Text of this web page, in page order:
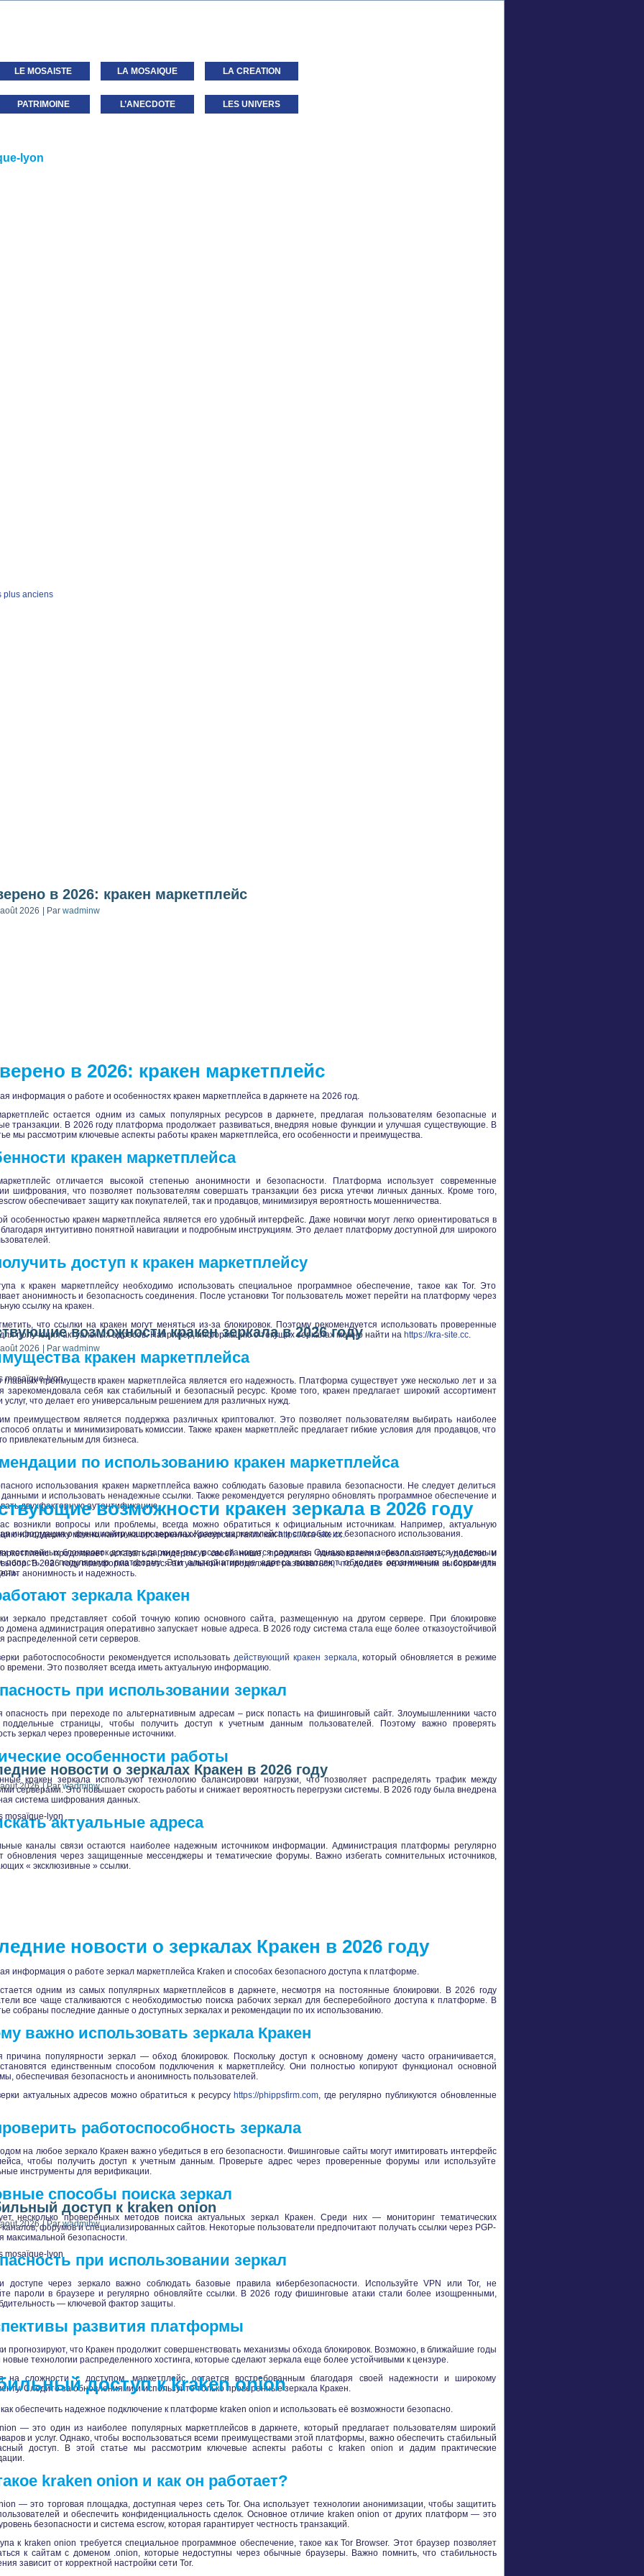
LE MOSAISTE LA MOSAIQUE LA CREATION
PATRIMOINE L’ANECDOTE LES UNIVERS
lyon
plus anciens
в 2026: кракен маркетплейс
2026 Par wadminw
в 2026: кракен маркетплейс
информация о работе и особенностях кракен маркетплейса в даркнете на 2026 год.
остается одним из самых популярных ресурсов в даркнете, предлагая пользователям безопасные и
транзакции. В 2026 году платформа продолжает развиваться, внедряя новые функции и улучшая существующие. В
мы рассмотрим ключевые аспекты работы кракен маркетплейса, его особенности и преимущества.
кракен маркетплейса
отличается высокой степенью анонимности и безопасности. Платформа использует современные
шифрования, что позволяет пользователям совершать транзакции без риска утечки личных данных. Кроме того,
обеспечивает защиту как покупателей, так и продавцов, минимизируя вероятность мошенничества.
особенностью кракен маркетплейса является его удобный интерфейс. Даже новички могут легко ориентироваться в
интуитивно понятной навигации и подробным инструкциям. Это делает платформу доступной для широкого
доступ к кракен маркетплейсу
к кракен маркетплейсу необходимо использовать специальное программное обеспечение, такое как Tor. Это
анонимность и безопасность соединения. После установки Tor пользователь может перейти на платформу через
ссылку на кракен.
что ссылки на кракен могут меняться из-за блокировок. Поэтому рекомендуется использовать проверенные
получения актуальных адресов. Например, информацию о текущих зеркалах можно найти на https://kra-site.cc.
кракен маркетплейса
преимуществ кракен маркетплейса является его надежность. Платформа существует уже несколько лет и за
зарекомендовала себя как стабильный и безопасный ресурс. Кроме того, кракен предлагает широкий ассортимент
услуг, что делает его универсальным решением для различных нужд.
преимуществом является поддержка различных криптовалют. Это позволяет пользователям выбирать наиболее
оплаты и минимизировать комиссии. Также кракен маркетплейс предлагает гибкие условия для продавцов, что
привлекательным для бизнеса.
по использованию кракен маркетплейса
использования кракен маркетплейса важно соблюдать базовые правила безопасности. Не следует делиться
и использовать ненадежные ссылки. Также рекомендуется регулярно обновлять программное обеспечение и
двухфакторную аутентификацию.
возникли вопросы или проблемы, всегда можно обратиться к официальным источникам. Например, актуальную
и поддержку можно найти на проверенных ресурсах, таких какhttps://kra-site.cc.
продолжает оставаться лидером в своей нише, предлагая пользователям безопасность, удобство и
В 2026 году платформа остается актуальной и продолжает развиваться, что делает ее отличным выбором для
анонимность и надежность.
mosaïque-lyon
возможности кракен зеркала в 2026 году
2026 Par wadminw
возможности кракен зеркала в 2026 году
информация о функционирующих зеркалах Кракен маркетплейса и способах их безопасного использования.
постоянных блокировок доступ к даркнет-ресурсам становится сложнее. Однако кракен зеркала остаются надежным
попасть на популярную платформу. Эти альтернативные адреса позволяют обходить ограничения и сохранять
зеркала Кракен
зеркало представляет собой точную копию основного сайта, размещенную на другом сервере. При блокировке
домена администрация оперативно запускает новые адреса. В 2026 году система стала еще более отказоустойчивой
распределенной сети серверов.
работоспособности рекомендуется использоватьдействующий кракен зеркала, который обновляется в режиме
времени. Это позволяет всегда иметь актуальную информацию.
при использовании зеркал
опасность при переходе по альтернативным адресам – риск попасть на фишинговый сайт. Злоумышленники часто
поддельные страницы, чтобы получить доступ к учетным данным пользователей. Поэтому важно проверять
зеркал через проверенные источники.
особенности работы
кракен зеркала используют технологию балансировки нагрузки, что позволяет распределять трафик между
серверами. Это повышает скорость работы и снижает вероятность перегрузки системы. В 2026 году была внедрена
система шифрования данных.
актуальные адреса
каналы связи остаются наиболее надежным источником информации. Администрация платформы регулярно
обновления через защищенные мессенджеры и тематические форумы. Важно избегать сомнительных источников,
« эксклюзивные » ссылки.
mosaïque-lyon
новости о зеркалах Кракен в 2026 году
2026|Par wadminw
новости о зеркалах Кракен в 2026 году
информация о работе зеркал маркетплейса Kraken и способах безопасного доступа к платформе.
одним из самых популярных маркетплейсов в даркнете, несмотря на постоянные блокировки. В 2026 году
все чаще сталкиваются с необходимостью поиска рабочих зеркал для бесперебойного доступа к платформе. В
собраны последние данные о доступных зеркалах и рекомендации по их использованию.
важно использовать зеркала Кракен
причина популярности зеркал — обход блокировок. Поскольку доступ к основному домену часто ограничивается,
единственным способом подключения к маркетплейсу. Они полностью копируют функционал основной
обеспечивая безопасность и анонимность пользователей.
актуальных адресов можно обратиться к ресурсу https://phippsfirm.com, где регулярно публикуются обновленные
работоспособность зеркала
на любое зеркало Кракен важно убедиться в его безопасности. Фишинговые сайты могут имитировать интерфейс
чтобы получить доступ к учетным данным. Проверьте адрес через проверенные форумы или используйте
инструменты для верификации.
способы поиска зеркал
несколько проверенных методов поиска актуальных зеркал Кракен. Среди них — мониторинг тематических
форумов и специализированных сайтов. Некоторые пользователи предпочитают получать ссылки через PGP-
максимальной безопасности.
при использовании зеркал
доступе через зеркало важно соблюдать базовые правила кибербезопасности. Используйте VPN или Tor, не
пароли в браузере и регулярно обновляйте ссылки. В 2026 году фишинговые атаки стали более изощренными,
— ключевой фактор защиты.
развития платформы
прогнозируют, что Кракен продолжит совершенствовать механизмы обхода блокировок. Возможно, в ближайшие годы
новые технологии распределенного хостинга, которые сделают зеркала еще более устойчивыми к цензуре.
на сложности с доступом, маркетплейс остается востребованным благодаря своей надежности и широкому
Следите за обновлениями и используйте только проверенные зеркала Кракен.
mosaïque-lyon
доступ к kraken onion
2026|Par wadminw
доступ к kraken onion
обеспечить надежное подключение к платформе kraken onion и использовать её возможности безопасно.
— это один из наиболее популярных маркетплейсов в даркнете, который предлагает пользователям широкий
и услуг. Однако, чтобы воспользоваться всеми преимуществами этой платформы, важно обеспечить стабильный
доступ. В этой статье мы рассмотрим ключевые аспекты работы с kraken onion и дадим практические
kraken onion и как он работает?
— это торговая площадка, доступная через сеть Tor. Она использует технологии анонимизации, чтобы защитить
и обеспечить конфиденциальность сделок. Основное отличие kraken onion от других платформ — это
безопасности и система escrow, которая гарантирует честность транзакций.
к kraken onion требуется специальное программное обеспечение, такое как Tor Browser. Этот браузер позволяет
к сайтам с доменом .onion, которые недоступны через обычные браузеры. Важно помнить, что стабильность
зависит от корректной настройки сети Tor.